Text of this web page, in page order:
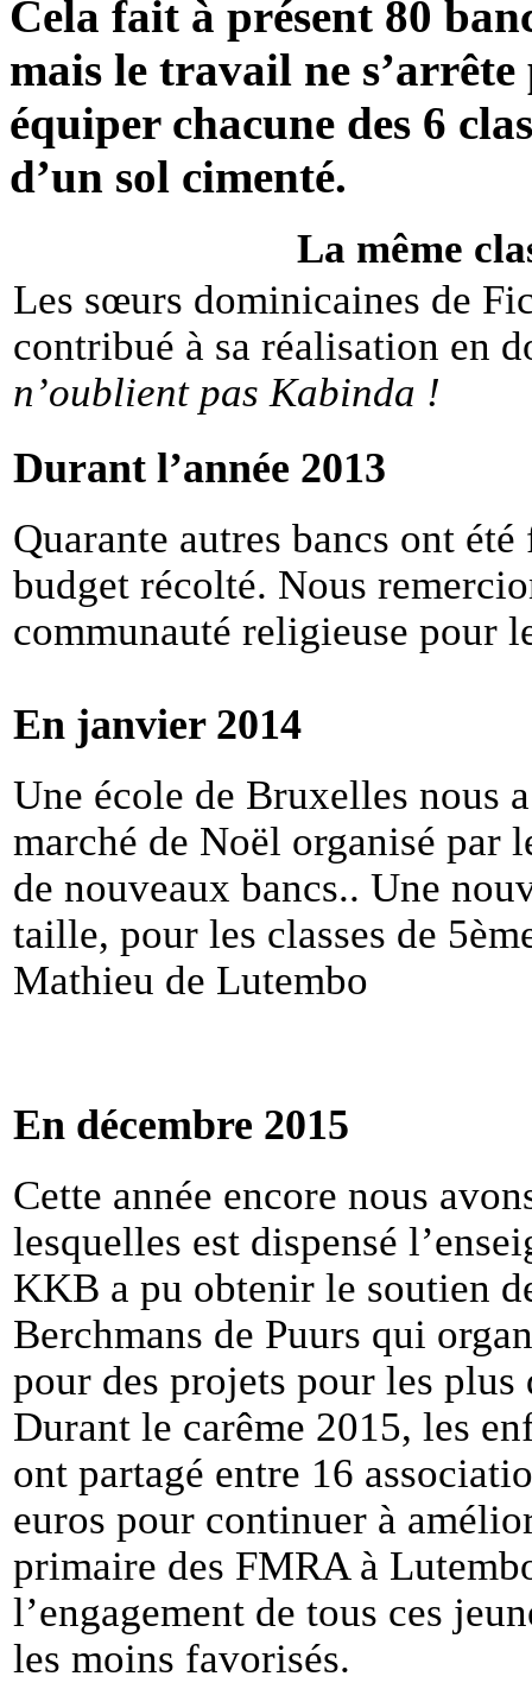
Cela fait à présent 80
mais le travail ne
équiper chacune des 6
d’un sol cimenté.
La même
Les sœurs dominicaines de
contribué à sa réalisation en
n’oublient pas Kabinda !
Durant l’année 2013
Quarante autres bancs ont
budget récolté. Nous
communauté religieuse pour
En janvier 2014
Une école de Bruxelles nous
marché de Noël organisé par
de nouveaux bancs.. Une
taille, pour les classes de
Mathieu de Lutembo
En décembre 2015
Cette année encore nous
lesquelles est dispensé
KKB a pu obtenir le soutien
Berchmans de Puurs qui
pour des projets pour les
Durant le carême 2015, les
ont partagé entre 16
euros pour continuer à
primaire des FMRA à
l’engagement de tous ces
les moins favorisés.